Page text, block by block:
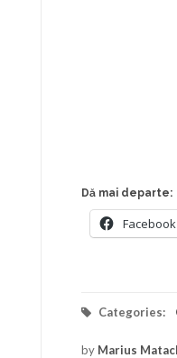
Dă mai departe:
Facebook
Categories:
by Marius